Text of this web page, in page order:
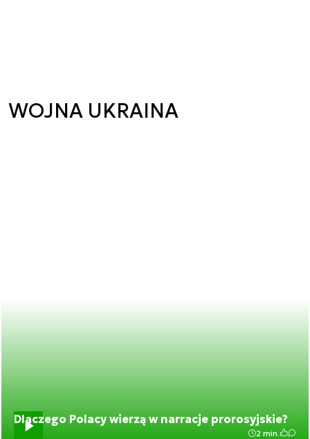
WOJNA UKRAINA
Dlaczego Polacy wierzą w narracje prorosyjskie?
2 min.